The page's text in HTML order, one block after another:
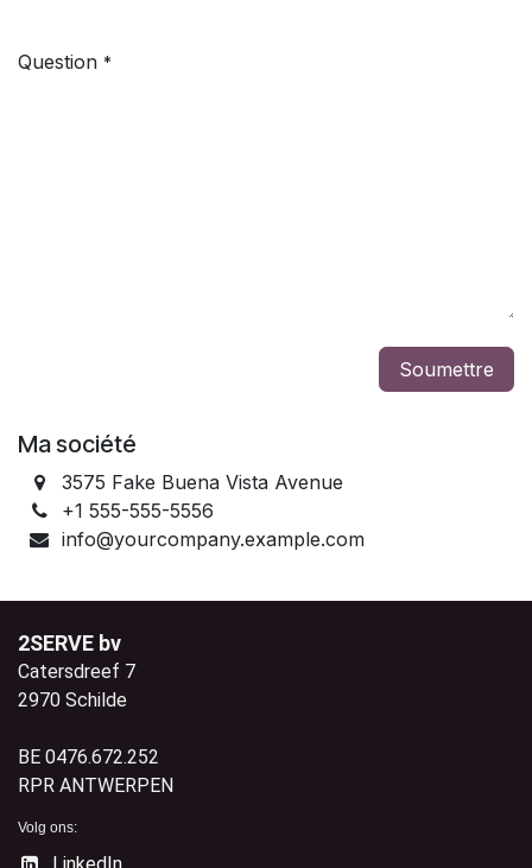
Question *
Soumettre
Ma société
3575 Fake Buena Vista Avenue
+1 555-555-5556
info@yourcompany.example.com
2SERVE bv
Catersdreef 7
2970 Schilde
BE 0476.672.252
RPR ANTWERPEN
Volg ons: